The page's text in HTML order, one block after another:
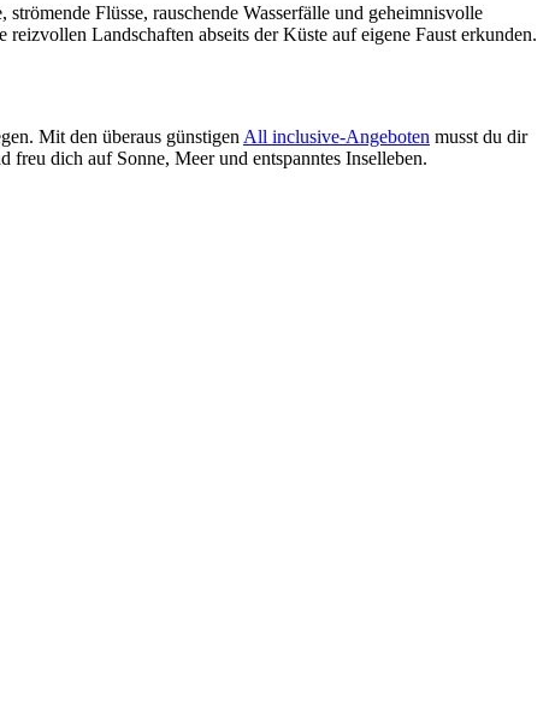
Flüsse, rauschende Wasserfälle und geheimnisvolle
Landschaften abseits der Küste auf eigene Faust erkunden.
Mit den überaus günstigen All inclusive-Angeboten musst du dir
dich auf Sonne, Meer und entspanntes Inselleben.